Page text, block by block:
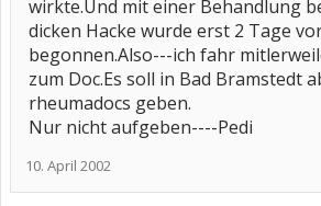
wirkte.Und mit einer Behandlung
dicken Hacke wurde erst 2 Tage
begonnen.Also---ich fahr
zum Doc.Es soll in Bad Bramstedt
rheumadocs geben.
Nur nicht aufgeben----Pedi
10. April 2002